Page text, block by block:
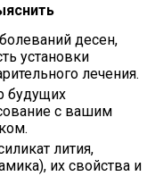
десен,
установки
лечения.
будущих
с вашим
лития,
их свойства и